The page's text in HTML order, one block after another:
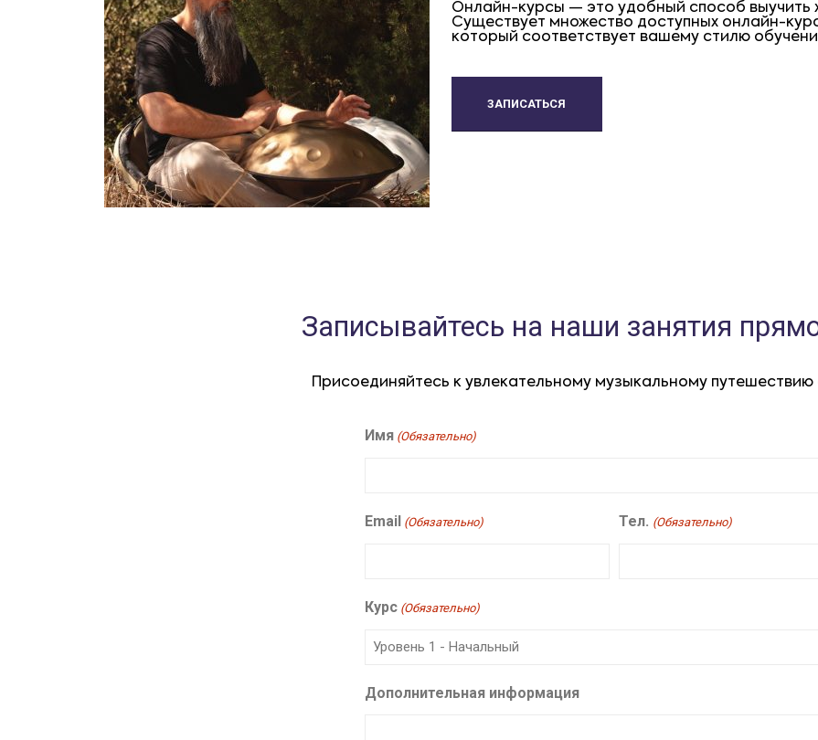
Онлайн-курсы — это удобный способ выучить
Существует множество доступных онлайн-
который соответствует вашему стилю
ЗАПИСАТЬСЯ
Записывайтесь на наши занятия
Присоединяйтесь к увлекательному музыкальному путешествию
Имя (Обязательно)
Email (Обязательно) Тел. (Обязательно)
Курс (Обязательно)
Дополнительная информация